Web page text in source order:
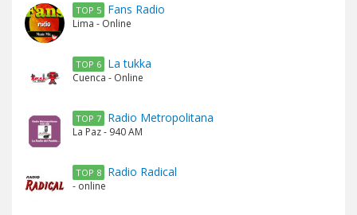
TOP 5 Fans Radio
Lima - Online
TOP 6 La tukka
Cuenca - Online
TOP 7 Radio Metropolitana
La Paz - 940 AM
TOP 8 Radio Radical
- online